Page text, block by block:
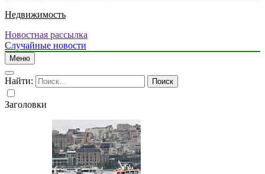
Недвижимость
Новостная рассылка
Случайные новости
Меню
Найти:
Заголовки